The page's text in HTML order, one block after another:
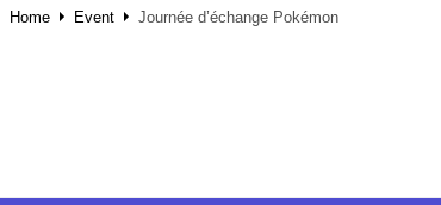
Home Event Journée d’échange Pokémon